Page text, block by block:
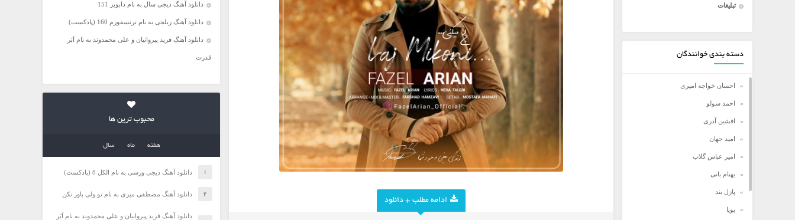
تبلیغات
دسته بندی خوانندگان
احسان خواجه امیری
احمد سولو
افشین آدری
امید جهان
امیر عباس گلاب
بهنام بانی
پازل بند
پویا
ادامه مطلب + دانلود
دانلود آهنگ دیجی سال به نام دابویز 151
دانلود آهنگ ریلجی به نام ترنسفورم 160 (پادکست)
دانلود آهنگ فرید پیروانیان و علی محمدوند به نام اَبَر
قدرت
محبوب ترین ها
هفته ماه سال
دانلود آهنگ دیجی ورسی به نام الکل 8 (پادکست)
دانلود آهنگ مصطفی میری به نام تو ولی باور نکن
دانلود آهنگ فرید پیروانیان و علی محمدوند به نام اَبَر